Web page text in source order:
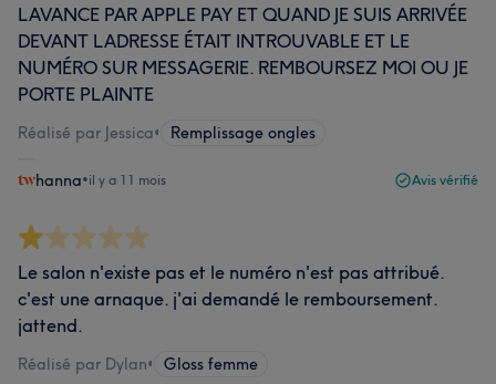
LAVANCE PAR APPLE PAY ET QUAND JE SUIS ARRIVÉE
DEVANT LADRESSE ÉTAIT INTROUVABLE ET LE
NUMÉRO SUR MESSAGERIE. REMBOURSEZ MOI OU JE
PORTE PLAINTE
Réalisé par Jessica• Remplissage ongles
hanna•il y a 11 mois Avis vérifié
Le salon n'existe pas et le numéro n'est pas attribué.
c'est une arnaque. j'ai demandé le remboursement.
jattend.
Réalisé par Dylan• Gloss femme